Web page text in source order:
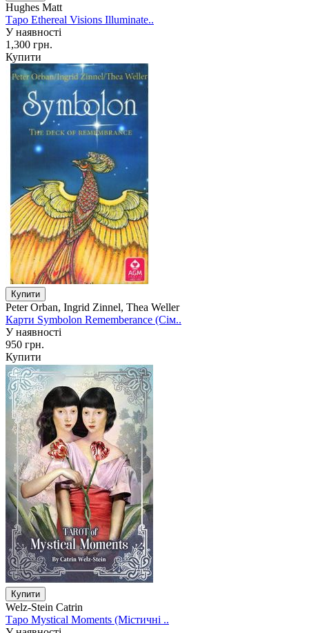
Hughes Matt
Таро Ethereal Visions Illuminate..
У наявності
1,300 грн.
Купити
Peter Orban, Ingrid Zinnel, Thea Weller
Карти Symbolon Rememberance (Сім..
У наявності
950 грн.
Купити
Welz-Stein Catrin
Таро Mystical Moments (Містичні ..